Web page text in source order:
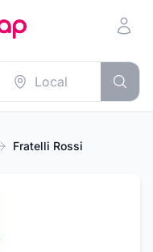
Fratelli Rossi